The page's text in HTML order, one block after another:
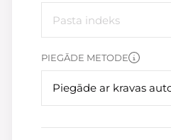
PIEGĀDE METODE
Piegāde ar kravas